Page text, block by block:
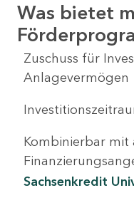
Was bietet
Zuschuss für
Anlagevermögen
Kombinierbar mit
Sachsenkredit